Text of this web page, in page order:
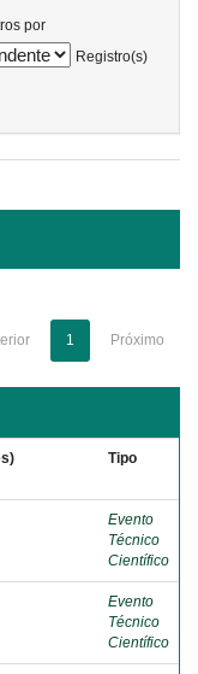
por
Registro(s)
1 Próximo
Tipo
Evento
Técnico
Científico
Evento
Técnico
Científico